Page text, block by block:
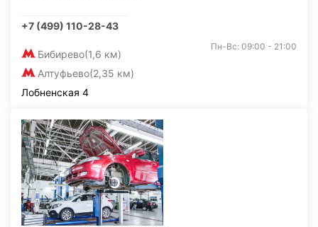
+7 (499) 110-28-43
Бибирево(1,6 км)
Алтуфьево(2,35 км)
Пн-Вс: 09:00 - 21:00
Лобненская 4